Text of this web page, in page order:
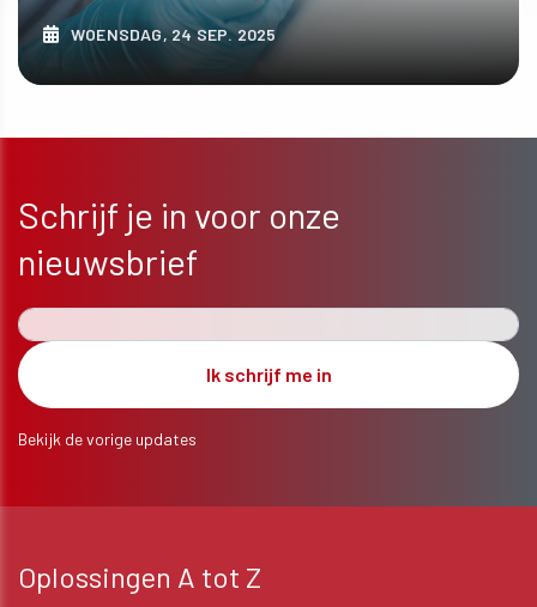
WOENSDAG, 24 SEP. 2025
Schrijf je in voor onze
nieuwsbrief
Bekijk de vorige updates
Oplossingen A tot Z